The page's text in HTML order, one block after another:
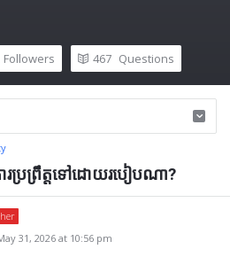
Followers 467 Questions
ារប្រព្រឹត្តទៅដោយរបៀបណា?
31, 2026 at 10:56 pm